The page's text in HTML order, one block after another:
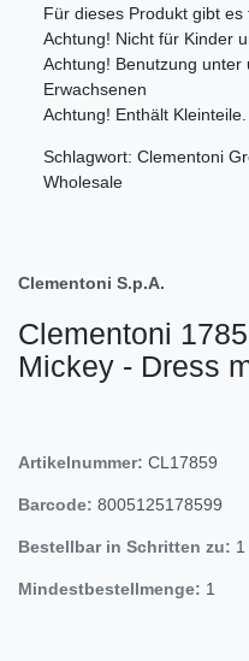
Für dieses Produkt gibt
Achtung! Nicht für Kinder
Achtung! Benutzung unter
Erwachsenen
Achtung! Enthält
Schlagwort: Clementoni
Wholesale
Clementoni S.p.A.
Clementoni
Mickey - Dress
Artikelnummer: CL17859
Barcode: 8005125178599
Bestellbar in Schritten zu: 1
Mindestbestellmenge: 1